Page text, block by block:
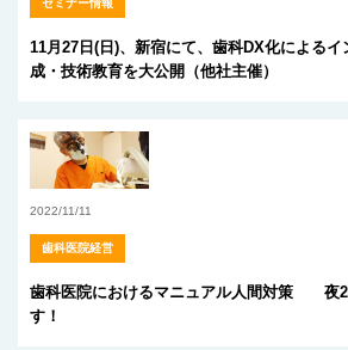
セミナー情報
11月27日(日)、新宿にて、歯科DX化による
成・技術教育を大公開（他社主催）
2022/11/11
歯科医院経営
歯科医院におけるマニュアル人間対策 夜
す！